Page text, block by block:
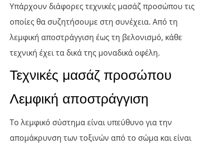
Υπάρχουν διάφορες τεχνικές μασάζ προσώπου τις
οποίες θα συζητήσουμε στη συνέχεια. Από τη
λεμφική αποστράγγιση έως τη βελονισμό, κάθε
τεχνική έχει τα δικά της μοναδικά οφέλη.
Τεχνικές μασάζ προσώπου
Λεμφική αποστράγγιση
Το λεμφικό σύστημα είναι υπεύθυνο για την
απομάκρυνση των τοξινών από το σώμα και είναι